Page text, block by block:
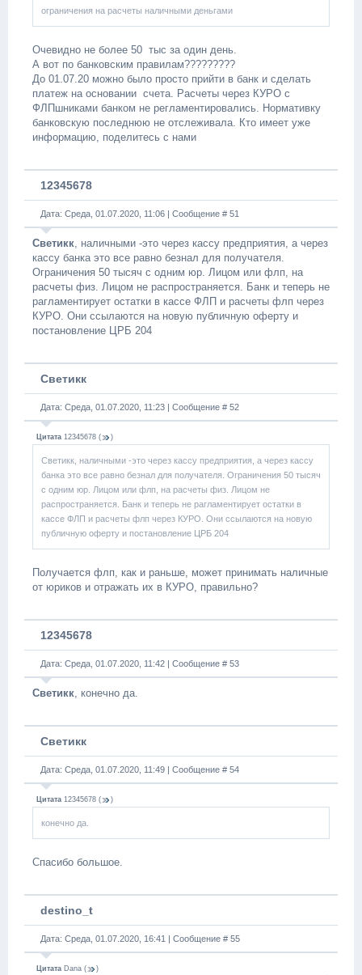
ограничения на расчеты наличными деньгами
Очевидно не более 50 тыс за один день.
А вот по банковским правилам?????????
До 01.07.20 можно было просто прийти в банк и сделать
платеж на основании счета. Расчеты через КУРО с
ФЛПшниками банком не регламентировались. Нормативку
банковскую последнюю не отслеживала. Кто имеет уже
информацию, поделитесь с нами
12345678
Дата: Среда, 01.07.2020, 11:06 | Сообщение # 51
Светикк, наличными -это через кассу предприятия, а через
кассу банка это все равно безнал для получателя.
Ограничения 50 тысяч с одним юр. Лицом или флп, на
расчеты физ. Лицом не распространяется. Банк и теперь не
рагламентирует остатки в кассе ФЛП и расчеты флп через
КУРО. Они ссылаются на новую публичную оферту и
постановление ЦРБ 204
Светикк
Дата: Среда, 01.07.2020, 11:23 | Сообщение # 52
Цитата 12345678 ( )
Светикк, наличными -это через кассу предприятия, а через кассу
банка это все равно безнал для получателя. Ограничения 50 тысяч
с одним юр. Лицом или флп, на расчеты физ. Лицом не
распространяется. Банк и теперь не рагламентирует остатки в
кассе ФЛП и расчеты флп через КУРО. Они ссылаются на новую
публичную оферту и постановление ЦРБ 204
Получается флп, как и раньше, может принимать наличные
от юриков и отражать их в КУРО, правильно?
12345678
Дата: Среда, 01.07.2020, 11:42 | Сообщение # 53
Светикк, конечно да.
Светикк
Дата: Среда, 01.07.2020, 11:49 | Сообщение # 54
Цитата 12345678 ( )
конечно да.
Спасибо большое.
destino_t
Дата: Среда, 01.07.2020, 16:41 | Сообщение # 55
Цитата Dana ( )